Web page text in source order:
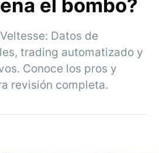
el bombo?
Datos de
trading automatizado y
Conoce los pros y
revisión completa.